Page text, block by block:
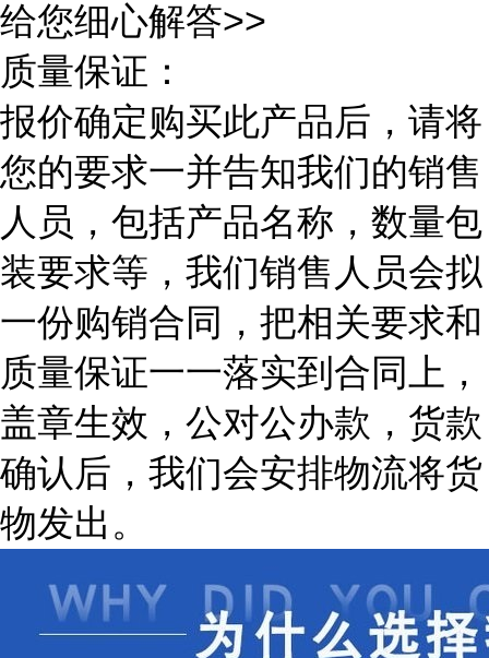
给您细心解答>>
质量保证：
报价确定购买此产品后，请将
您的要求一并告知我们的销售
人员，包括产品名称，数量包
装要求等，我们销售人员会拟
一份购销合同，把相关要求和
质量保证一一落实到合同上，
盖章生效，公对公办款，货款
确认后，我们会安排物流将货
物发出。